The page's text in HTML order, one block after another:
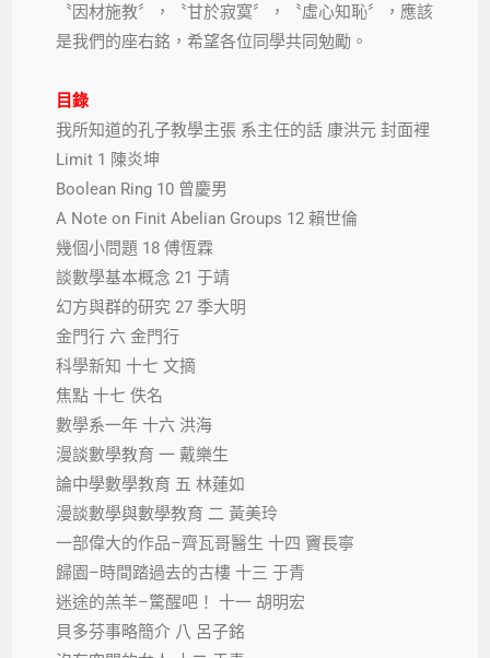
〝因材施教〞，〝甘於寂寞〞，〝虛心知恥〞，應該
是我們的座右銘，希望各位同學共同勉勵。
目錄
我所知道的孔子教學主張 系主任的話 康洪元 封面裡
Limit 1 陳炎坤
Boolean Ring 10 曾慶男
A Note on Finit Abelian Groups 12 賴世倫
幾個小問題 18 傅恆霖
談數學基本概念 21 于靖
幻方與群的研究 27 季大明
金門行 六 金門行
科學新知 十七 文摘
焦點 十七 佚名
數學系一年 十六 洪海
漫談數學教育 一 戴樂生
論中學數學教育 五 林蓮如
漫談數學與數學教育 二 黃美玲
一部偉大的作品–齊瓦哥醫生 十四 竇長寧
歸園–時間踏過去的古樓 十三 于青
迷途的羔羊–驚醒吧！ 十一 胡明宏
貝多芬事略簡介 八 呂子銘